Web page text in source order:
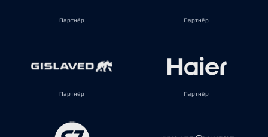
Партнёр Партнёр
Партнёр Партнёр